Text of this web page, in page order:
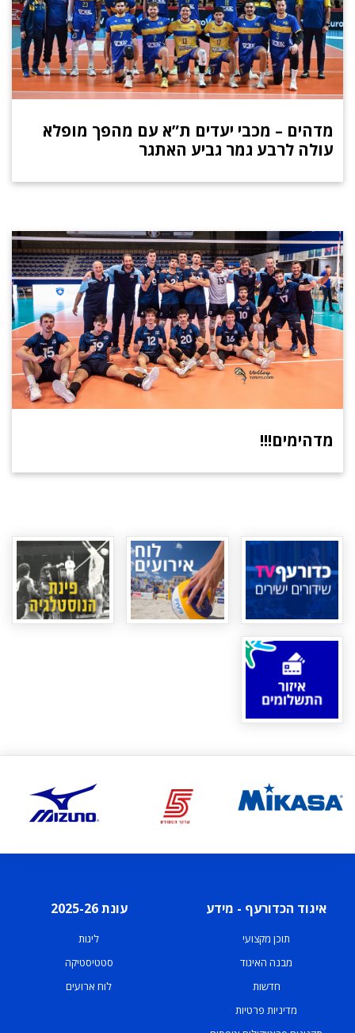
מדהים – מכבי יעדים ת”א עם מהפך מופלא
עולה לרבע גמר גביע האתגר
מדהימים!!!
איגוד הכדורעף - מידע
תוכן מקצועי
מבנה האיגוד
חדשות
מדיניות פרטיות
עונת 2025-26
ליגות
סטטיסטיקה
לוח ארועים